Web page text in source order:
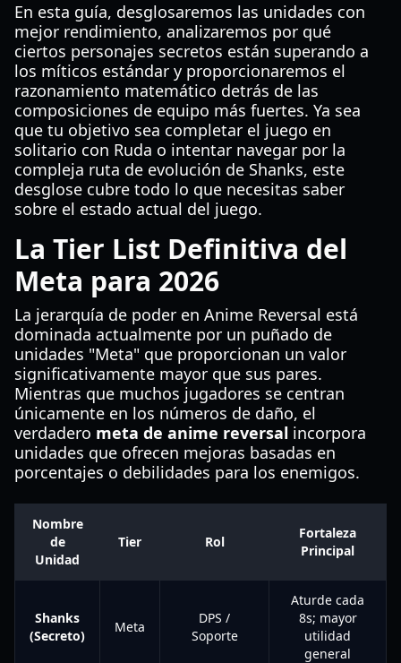
En esta guía, desglosaremos las unidades con
mejor rendimiento, analizaremos por qué
ciertos personajes secretos están superando a
los míticos estándar y proporcionaremos el
razonamiento matemático detrás de las
composiciones de equipo más fuertes. Ya sea
que tu objetivo sea completar el juego en
solitario con Ruda o intentar navegar por la
compleja ruta de evolución de Shanks, este
desglose cubre todo lo que necesitas saber
sobre el estado actual del juego.
La Tier List Definitiva del
Meta para 2026
La jerarquía de poder en Anime Reversal está
dominada actualmente por un puñado de
unidades "Meta" que proporcionan un valor
significativamente mayor que sus pares.
Mientras que muchos jugadores se centran
únicamente en los números de daño, el
verdadero meta de anime reversal incorpora
unidades que ofrecen mejoras basadas en
porcentajes o debilidades para los enemigos.
Nombre
de
Unidad
Tier Rol
Fortaleza
Principal
Shanks
(Secreto)
Meta
DPS /
Soporte
Aturde cada
8s; mayor
utilidad
general